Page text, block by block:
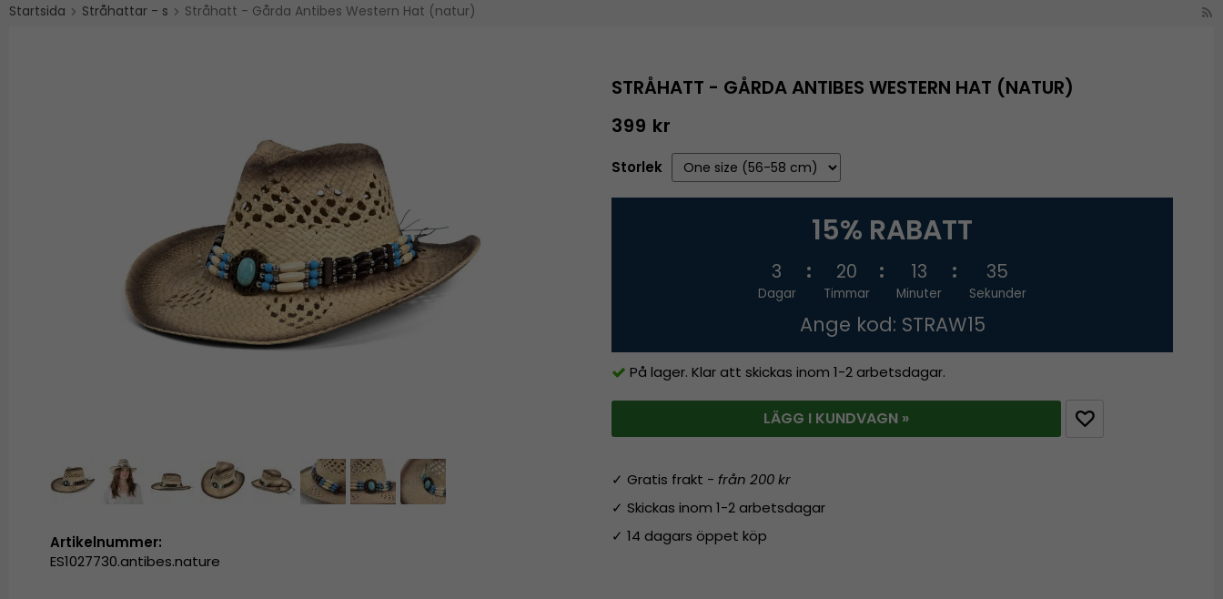
Startsida Stråhattar - s Stråhatt - Gårda Antibes Western Hat (natur)
STRÅHATT - GÅRDA ANTIBES WESTERN HAT (NATUR)
399 kr
Storlek
15% RABATT
3
Dagar
20
Timmar
13
Minuter
34
Sekunder
Ange kod: STRAW15
På lager. Klar att skickas inom 1-2 arbetsdagar.
LÄGG I KUNDVAGN »
✓ Gratis frakt - från 200 kr
✓ Skickas inom 1-2 arbetsdagar
✓ 14 dagars öppet köp
Artikelnummer:
ES1027730.antibes.nature